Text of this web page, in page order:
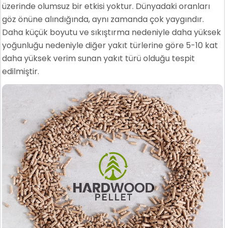
üzerinde olumsuz bir etkisi yoktur. Dünyadaki oranları
göz önüne alındığında, aynı zamanda çok yaygındır.
Daha küçük boyutu ve sıkıştırma nedeniyle daha yüksek
yoğunluğu nedeniyle diğer yakıt türlerine göre 5-10 kat
daha yüksek verim sunan yakıt türü olduğu tespit
edilmiştir.